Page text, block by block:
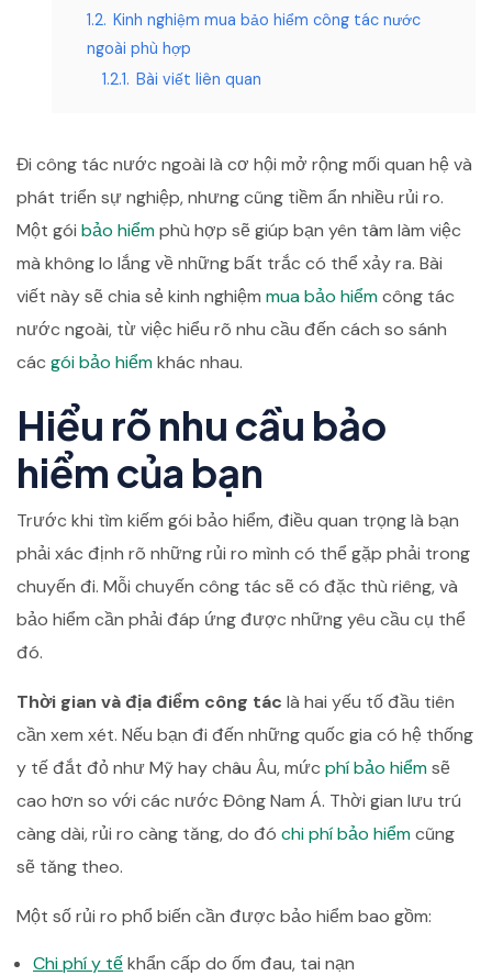
1.2. Kinh nghiệm mua bảo hiểm công tác nước
ngoài phù hợp
1.2.1. Bài viết liên quan
Đi công tác nước ngoài là cơ hội mở rộng mối quan hệ và
phát triển sự nghiệp, nhưng cũng tiềm ẩn nhiều rủi ro.
Một gói bảo hiểmphù hợp sẽ giúp bạn yên tâm làm việc
mà không lo lắng về những bất trắc có thể xảy ra. Bài
viết này sẽ chia sẻ kinh nghiệm mua bảo hiểmcông tác
nước ngoài, từ việc hiểu rõ nhu cầu đến cách so sánh
các gói bảo hiểmkhác nhau.
Hiểu rõ nhu cầu bảo
hiểm của bạn
Trước khi tìm kiếm gói bảo hiểm, điều quan trọng là bạn
phải xác định rõ những rủi ro mình có thể gặp phải trong
chuyến đi. Mỗi chuyến công tác sẽ có đặc thù riêng, và
bảo hiểm cần phải đáp ứng được những yêu cầu cụ thể
đó.
Thời gian và địa điểm công tác là hai yếu tố đầu tiên
cần xem xét. Nếu bạn đi đến những quốc gia có hệ thống
y tế đắt đỏ như Mỹ hay châu Âu, mức phí bảo hiểmsẽ
cao hơn so với các nước Đông Nam Á. Thời gian lưu trú
càng dài, rủi ro càng tăng, do đó chi phí bảo hiểmcũng
sẽ tăng theo.
Một số rủi ro phổ biến cần được bảo hiểm bao gồm:
Chi phí y tếkhẩn cấp do ốm đau, tai nạn